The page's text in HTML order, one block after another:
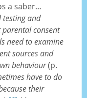
a saber…
testing and
consent
need to examine
sources and
behaviour(p.
have to do
their